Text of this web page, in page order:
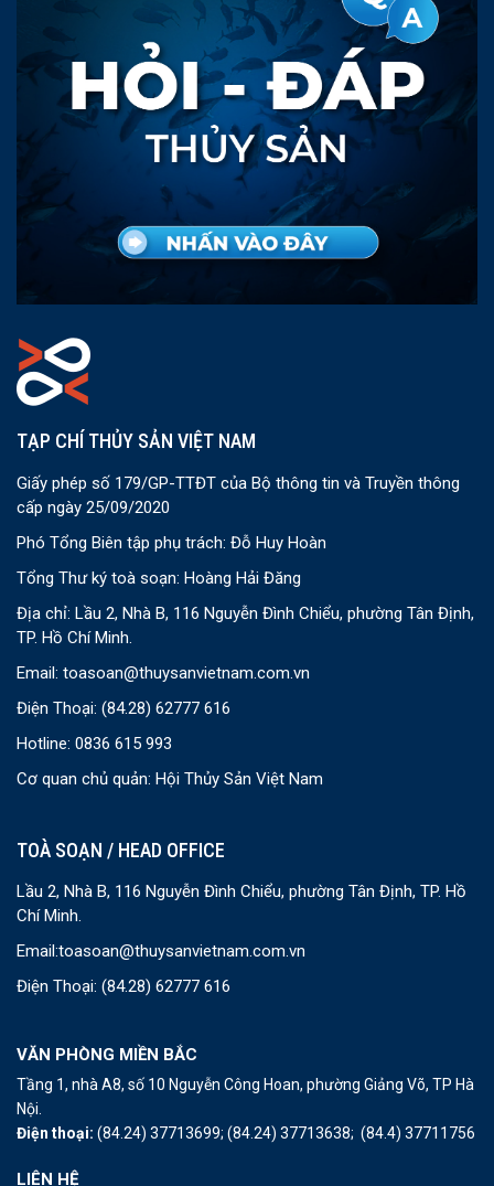
TẠP CHÍ THỦY SẢN VIỆT NAM
Giấy phép số 179/GP-TTĐT của Bộ thông tin và Truyền thông
cấp ngày 25/09/2020
Phó Tổng Biên tập phụ trách: Đỗ Huy Hoàn
Tổng Thư ký toà soạn: Hoàng Hải Đăng
Địa chỉ: Lầu 2, Nhà B, 116 Nguyễn Đình Chiểu, phường Tân Định,
TP. Hồ Chí Minh.
Email: toasoan@thuysanvietnam.com.vn
Điện Thoại: (84.28) 62777 616
Hotline: 0836 615 993
Cơ quan chủ quản: Hội Thủy Sản Việt Nam
TOÀ SOẠN / HEAD OFFICE
Lầu 2, Nhà B, 116 Nguyễn Đình Chiểu, phường Tân Định, TP. Hồ
Chí Minh.
Email:toasoan@thuysanvietnam.com.vn
Điện Thoại: (84.28) 62777 616
VĂN PHÒNG MIỀN BẮC
Tầng 1, nhà A8, số 10 Nguyễn Công Hoan, phường Giảng Võ, TP Hà
Nội.
Điện thoại: (84.24) 37713699; (84.24) 37713638; (84.4) 37711756
LIÊN HỆ